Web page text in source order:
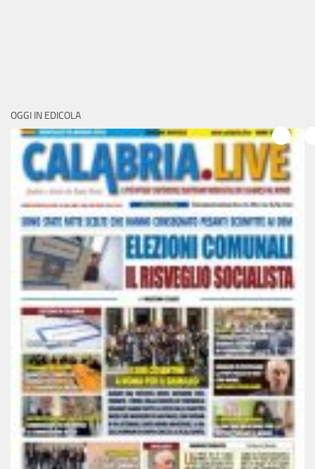
OGGI IN EDICOLA